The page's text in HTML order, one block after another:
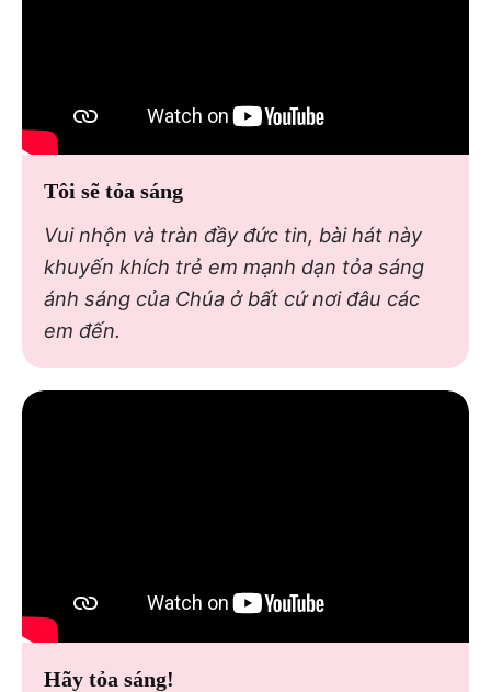
Tôi sẽ tỏa sáng
Vui nhộn và tràn đầy đức tin, bài hát này
khuyến khích trẻ em mạnh dạn tỏa sáng
ánh sáng của Chúa ở bất cứ nơi đâu các
em đến.
Hãy tỏa sáng!